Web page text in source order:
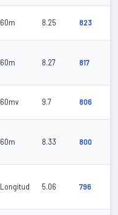
60m 8.25 823
60m 8.27 817
60mv 9.7 806
60m 8.33 800
Longitud 5.06 796